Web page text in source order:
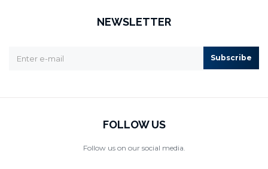
NEWSLETTER
Subscribe
FOLLOW US
Follow us on our social media.